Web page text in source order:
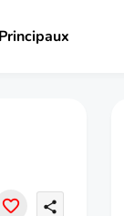
share